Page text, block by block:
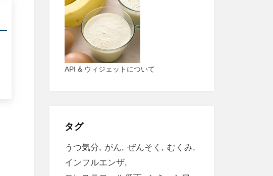
API & ウィジェットについて
タグ
うつ気分 がん ぜんそく
むくみ
インフルエンザ